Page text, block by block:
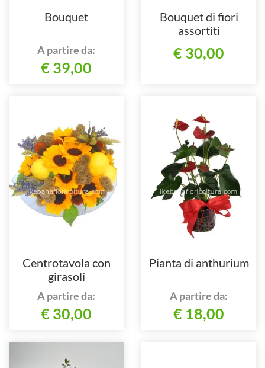
Bouquet
A partire da:
€ 39,00
Bouquet di fiori
assortiti
€ 30,00
Centrotavola con
girasoli
A partire da:
€ 30,00
Pianta di anthurium
A partire da:
€ 18,00